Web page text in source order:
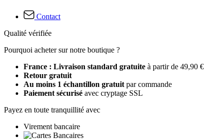
Contact
Qualité vérifiée
Pourquoi acheter sur notre boutique ?
France : Livraison standard gratuite à partir de 49,90 €
Retour gratuit
Au moins 1 échantillon gratuit par commande
Paiement sécurisé avec cryptage SSL
Payez en toute tranquillité avec
Virement bancaire